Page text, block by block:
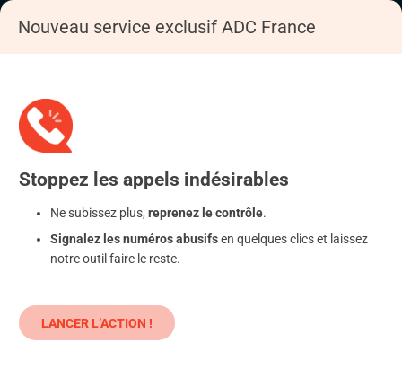
Nouveau service exclusif ADC France
Stoppez les appels indésirables
Ne subissez plus, reprenez le contrôle.
Signalez les numéros abusifsen quelques clics et laissez
notre outil faire le reste.
LANCER L’ACTION !